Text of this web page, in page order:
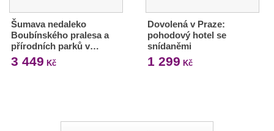
Šumava nedaleko
Boubínského pralesa a
přírodních parků v…
3 449 Kč
Dovolená v Praze:
pohodový hotel se
snídaněmi
1 299 Kč